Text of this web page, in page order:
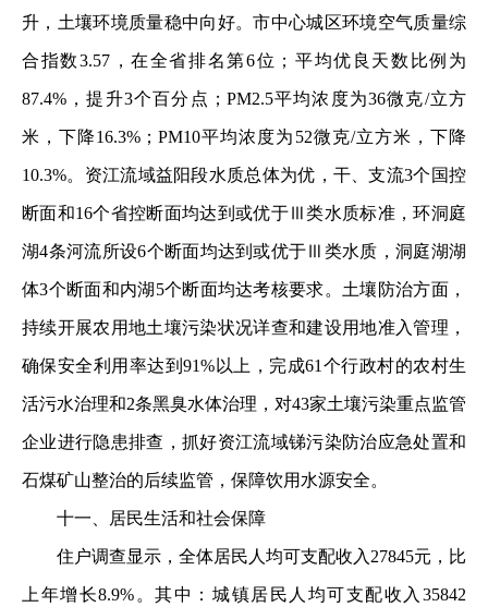
升，土壤环境质量稳中向好。市中心城区环境空气质量综
合指数3.57，在全省排名第6位；平均优良天数比例为
87.4%，提升3个百分点；PM2.5平均浓度为36微克/立方
米，下降16.3%；PM10平均浓度为52微克/立方米，下降
10.3%。资江流域益阳段水质总体为优，干、支流3个国控
断面和16个省控断面均达到或优于Ⅲ类水质标准，环洞庭
湖4条河流所设6个断面均达到或优于Ⅲ类水质，洞庭湖湖
体3个断面和内湖5个断面均达考核要求。土壤防治方面，
持续开展农用地土壤污染状况详查和建设用地准入管理，
确保安全利用率达到91%以上，完成61个行政村的农村生
活污水治理和2条黑臭水体治理，对43家土壤污染重点监管
企业进行隐患排查，抓好资江流域锑污染防治应急处置和
石煤矿山整治的后续监管，保障饮用水源安全。
十一、居民生活和社会保障
住户调查显示，全体居民人均可支配收入27845元，比
上年增长8.9%。其中：城镇居民人均可支配收入35842